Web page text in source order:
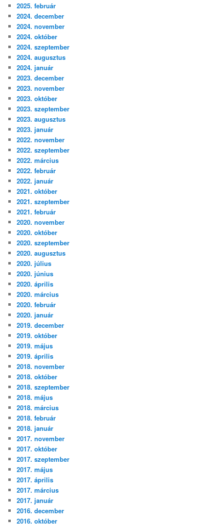
2025. február
2024. december
2024. november
2024. október
2024. szeptember
2024. augusztus
2024. január
2023. december
2023. november
2023. október
2023. szeptember
2023. augusztus
2023. január
2022. november
2022. szeptember
2022. március
2022. február
2022. január
2021. október
2021. szeptember
2021. február
2020. november
2020. október
2020. szeptember
2020. augusztus
2020. július
2020. június
2020. április
2020. március
2020. február
2020. január
2019. december
2019. október
2019. május
2019. április
2018. november
2018. október
2018. szeptember
2018. május
2018. március
2018. február
2018. január
2017. november
2017. október
2017. szeptember
2017. május
2017. április
2017. március
2017. január
2016. december
2016. október